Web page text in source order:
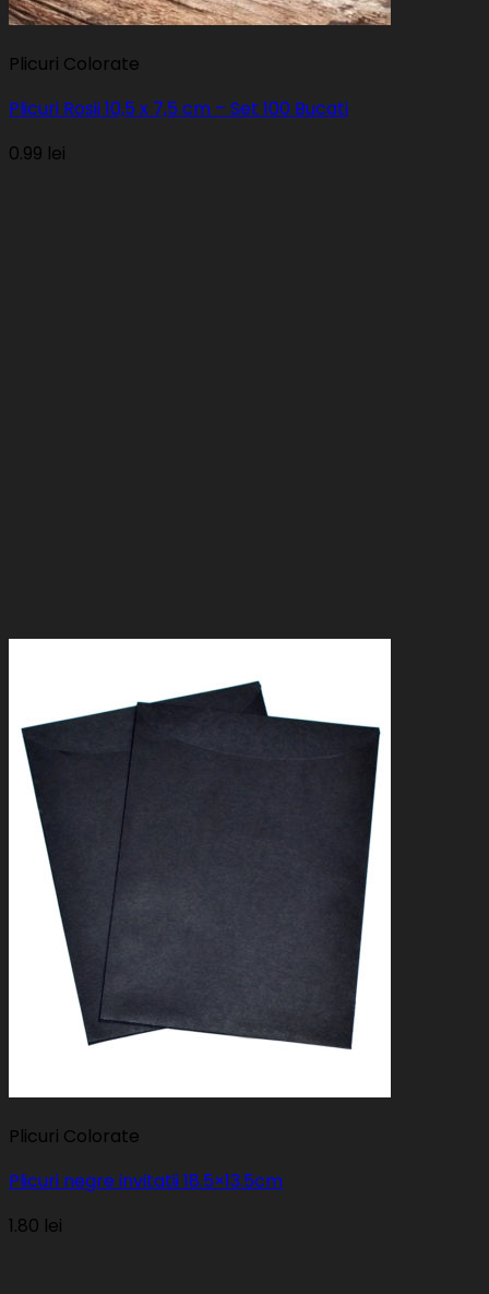
Plicuri Colorate
Plicuri Rosii 10,5 x 7,5 cm – Set 100 Bucati
0.99 lei
Plicuri Colorate
Plicuri negre invitatii 18.5×13.5cm
1.80 lei